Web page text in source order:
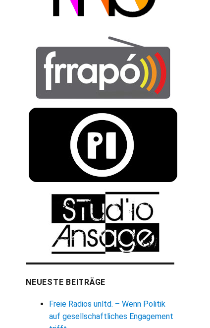
NEUESTE BEITRÄGE
Freie Radios unltd. – Wenn Politik
auf gesellschaftliches Engagement